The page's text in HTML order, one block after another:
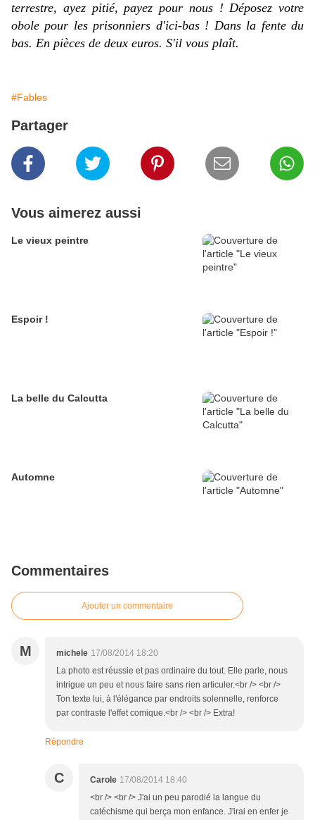
terrestre, ayez pitié, payez pour nous ! Déposez votre
obole pour les prisonniers d'ici-bas ! Dans la fente du
bas. En pièces de deux euros. S'il vous plaît.
#Fables
Partager
Vous aimerez aussi
Le vieux peintre
Espoir !
La belle du Calcutta
Automne
Commentaires
Ajouter un commentaire
M michele 17/08/2014 18:20
La photo est réussie et pas ordinaire du tout. Elle parle, nous
intrigue un peu et nous faire sans rien articuler.<br /> <br />
Ton texte lui, à l'élégance par endroits solennelle, renforce
par contraste l'effet comique.<br /> <br /> Extra!
Répondre
C Carole 17/08/2014 18:40
<br /> <br /> J'ai un peu parodié la langue du
catéchisme qui berça mon enfance. J'irai en enfer je